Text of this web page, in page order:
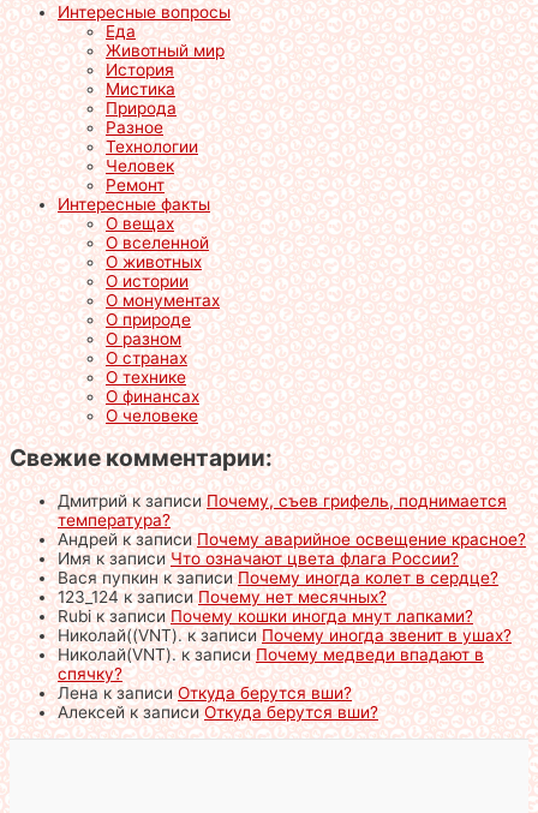
Интересные вопросы
Еда
Животный мир
История
Мистика
Природа
Разное
Технологии
Человек
Ремонт
Интересные факты
О вещах
О вселенной
О животных
О истории
О монументах
О природе
О разном
О странах
О технике
О финансах
О человеке
Свежие комментарии:
Дмитрийк записиПочему, съев грифель, поднимается
температура?
Андрейк записиПочему аварийное освещение красное?
Имяк записиЧто означают цвета флага России?
Вася пупкинк записиПочему иногда колет в сердце?
123_124к записиПочему нет месячных?
Rubiк записиПочему кошки иногда мнут лапками?
Николай((VNT).к записиПочему иногда звенит в ушах?
Николай(VNT).к записиПочему медведи впадают в
спячку?
Ленак записиОткуда берутся вши?
Алексейк записиОткуда берутся вши?